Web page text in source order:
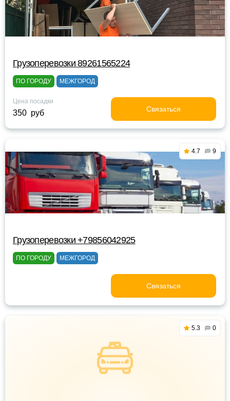
Грузоперевозки 89261565224
ПО ГОРОДУ МЕЖГОРОД
Цена посадки
350 руб Связаться
4.7 9
Грузоперевозки +79856042925
ПО ГОРОДУ МЕЖГОРОД
Связаться
5.3 0